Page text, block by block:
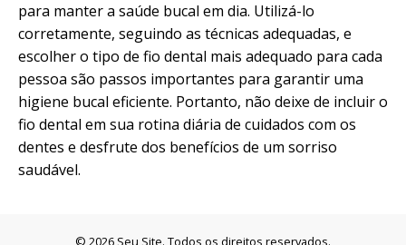
para manter a saúde bucal em dia. Utilizá-lo
corretamente, seguindo as técnicas adequadas, e
escolher o tipo de fio dental mais adequado para cada
pessoa são passos importantes para garantir uma
higiene bucal eficiente. Portanto, não deixe de incluir o
fio dental em sua rotina diária de cuidados com os
dentes e desfrute dos benefícios de um sorriso
saudável.